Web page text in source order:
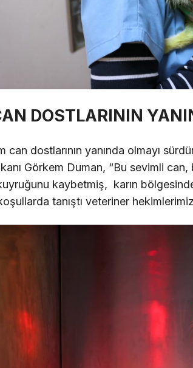
DOSTLARININ
can dostlarının yanında olmayı
Görkem Duman, “Bu sevimli
kaybetmiş, karın
tanıştı veteriner